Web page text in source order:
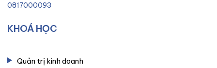
0817000093
KHOÁ HỌC
Quản trị kinh doanh